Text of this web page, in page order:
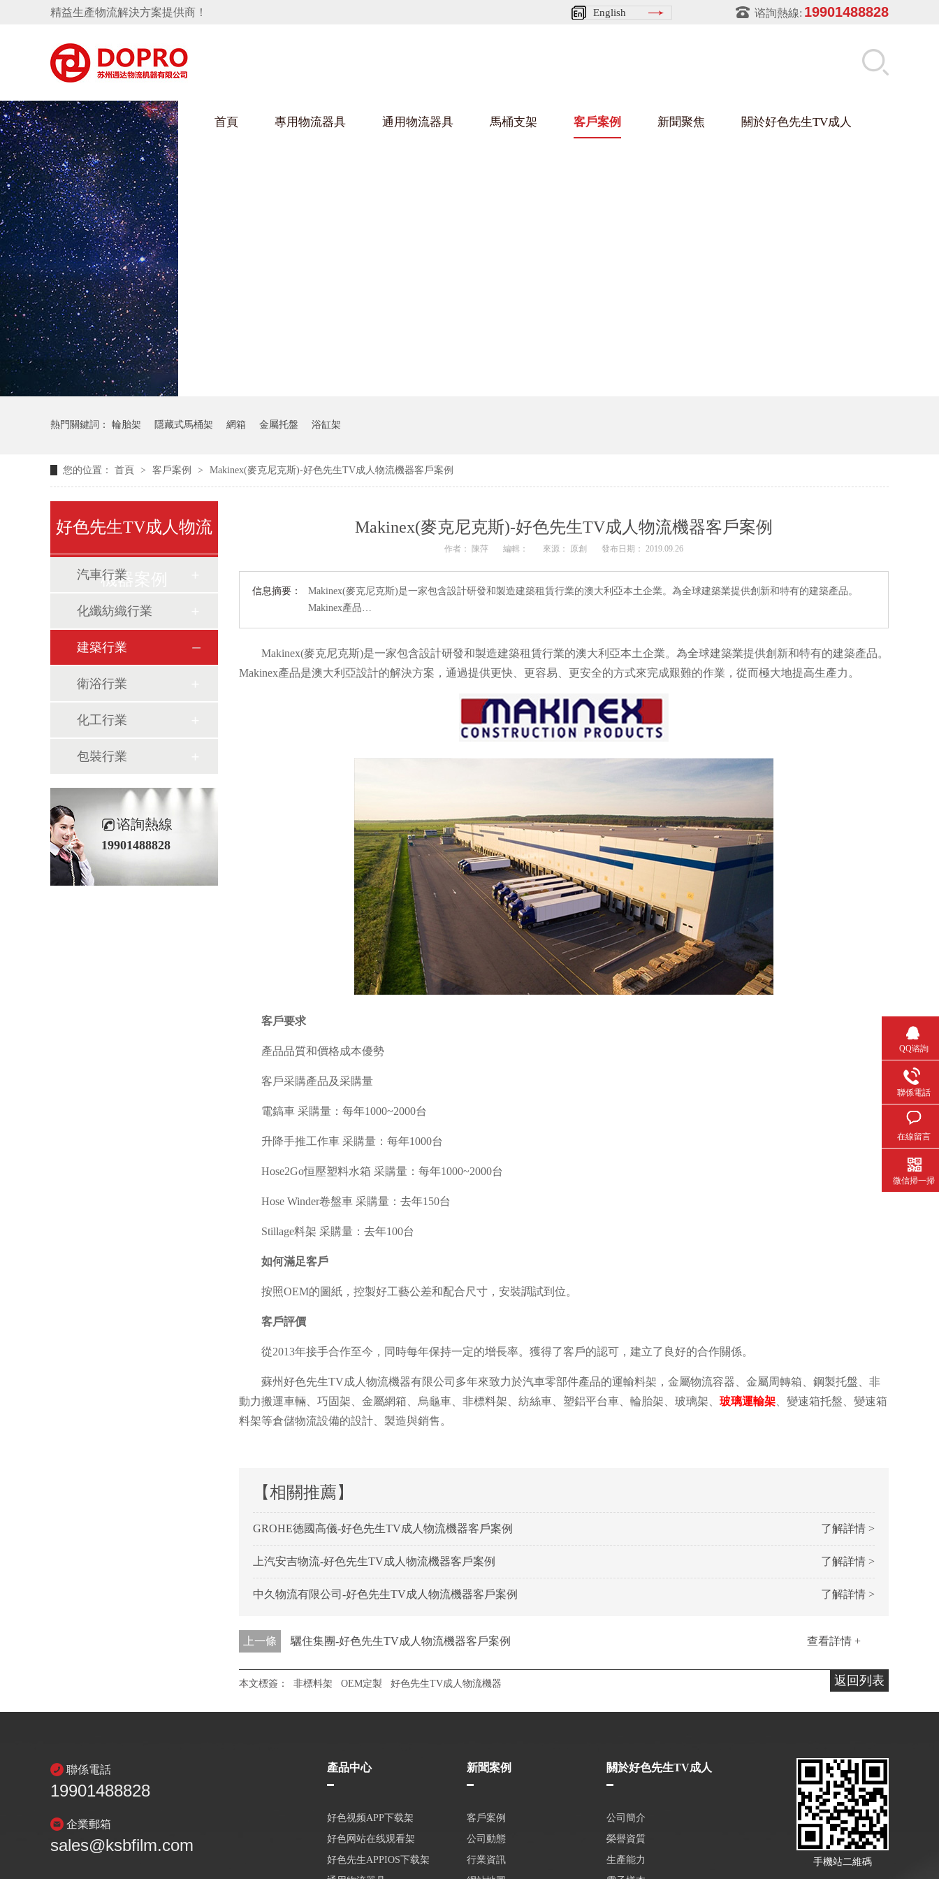
谘詢熱線: 19901488828
English
精益生產物流解決方案提供商！
首頁 專用物流器具
好色视频APP下载架
變速箱托盤 保險杠料架
輪胎架
衝壓件料架
儀表盤料架
轉向機料架
消聲器料架
懸掛料架
通用物流器具
手推車
網箱
氣瓶料架
馬桶支架
隱藏式馬桶水箱支架
客戶案例
汽車行業
衛浴行業
新聞聚焦 關於好色先生TV成人
熱門關鍵詞： 輪胎架 隱藏式馬桶架 網箱 金屬托盤 浴缸架
您的位置： 首頁 > 客戶案例 > Makinex(麥克尼克斯)-好色先生TV成人物流機器客戶案例
Makinex(麥克尼克斯)-好色先生TV成人物流機器客戶案例
作者： 陳萍 編輯： 來源： 原創 發布日期： 2019.09.26
信息摘要：
Makinex(麥克尼克斯)是一家包含設計研發和製造建築租賃行業的澳大利亞本土企業。為全球建築業提供創新和特有的建築產品。
Makinex產品…
Makinex(麥克尼克斯)是一家包含設計研發和製造建築租賃行業的澳大利亞本土企業。為全球建築業提供創新和特有的建築產品。
Makinex產品是澳大利亞設計的解決方案，通過提供更快、更容易、更安全的方式來完成艱難的作業，從而極大地提高生產力。
客戶要求
產品品質和價格成本優勢
客戶采購產品及采購量
電鎬車 采購量：每年1000~2000台
升降手推工作車 采購量：每年1000台
Hose2Go恒壓塑料水箱 采購量：每年1000~2000台
Hose Winder卷盤車 采購量：去年150台
Stillage料架 采購量：去年100台
如何滿足客戶
按照OEM的圖紙，控製好工藝公差和配合尺寸，安裝調試到位。
客戶評價
從2013年接手合作至今，同時每年保持一定的增長率。獲得了客戶的認可，建立了良好的合作關係。
蘇州好色先生TV成人物流機器有限公司多年來致力於汽車零部件產品的運輸料架，金屬物流容器、金屬周轉箱、鋼製托盤、非
動力搬運車輛、巧固架、金屬網箱、烏龜車、非標料架、紡絲車、塑鋁平台車、輪胎架、玻璃架、 玻璃運輸架 、變速箱托盤、變速箱
料架等倉儲物流設備的設計、製造與銷售。
【相關推薦】
了解詳情 >
GROHE德國高儀-好色先生TV成人物流機器客戶案例
了解詳情 >
上汽安吉物流-好色先生TV成人物流機器客戶案例
了解詳情 >
中久物流有限公司-好色先生TV成人物流機器客戶案例
查看詳情 +
上一條 驪住集團-好色先生TV成人物流機器客戶案例
返回列表
本文標簽： 非標料架 OEM定製 好色先生TV成人物流機器
好色先生TV成人物流
機器案例
汽車行業
化纖紡織行業
建築行業
衛浴行業
化工行業
包裝行業
谘詢熱線
19901488828
聯係電話
19901488828
企業郵箱
sales@ksbfilm.com
產品中心
好色视频APP下载架
好色网站在线观看架
好色先生APPIOS下载架
新聞案例
客戶案例
公司動態
行業資訊
關於好色先生TV成人
公司簡介
榮譽資質
生產能力
手機站二維碼
QQ谘詢
聯係電話
在線留言
微信掃一掃